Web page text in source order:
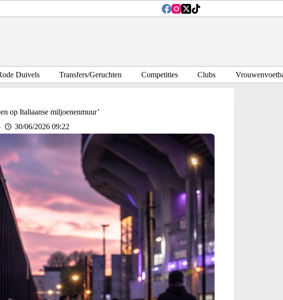
Duivels Transfers/Geruchten Competities Clubs
op Italiaanse miljoenenmuur’
30/06/2026 09:22